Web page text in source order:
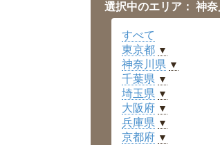
選択中のエリア： 神
すべて
東京都 ▼
神奈川県 ▼
千葉県 ▼
埼玉県 ▼
大阪府 ▼
兵庫県 ▼
京都府 ▼